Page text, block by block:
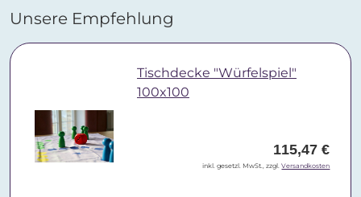
Unsere Empfehlung
Tischdecke "Würfelspiel"
100x100
115,47 €
inkl. gesetzl. MwSt., zzgl.Versandkosten